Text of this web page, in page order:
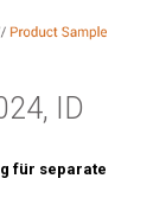
ID
für separate